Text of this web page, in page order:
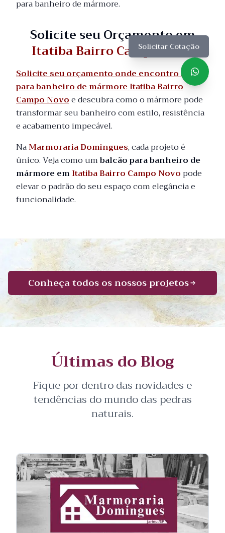
para banheiro de mármore.
Solicite seu Orçamento em
Itatiba Bairro Campo Novo
Solicite seu orçamento onde encontro balcão
para banheiro de mármore Itatiba Bairro
Campo Novoe descubra como o mármore pode
transformar seu banheiro com estilo, resistência
e acabamento impecável.
NaMarmoraria Domingues, cada projeto é
único. Veja como umbalcão para banheiro de
mármore emItatiba Bairro Campo Novo pode
elevar o padrão do seu espaço com elegância e
funcionalidade.
Solicitar Cotação
Conheça todos os nossos projetos
Últimas do Blog
Fique por dentro das novidades e
tendências do mundo das pedras
naturais.